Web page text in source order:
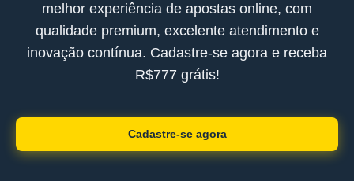
melhor experiência de apostas online, com
qualidade premium, excelente atendimento e
inovação contínua. Cadastre-se agora e receba
R$777 grátis!
Cadastre-se agora